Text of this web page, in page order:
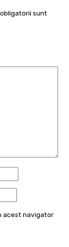
sunt
acest navigator